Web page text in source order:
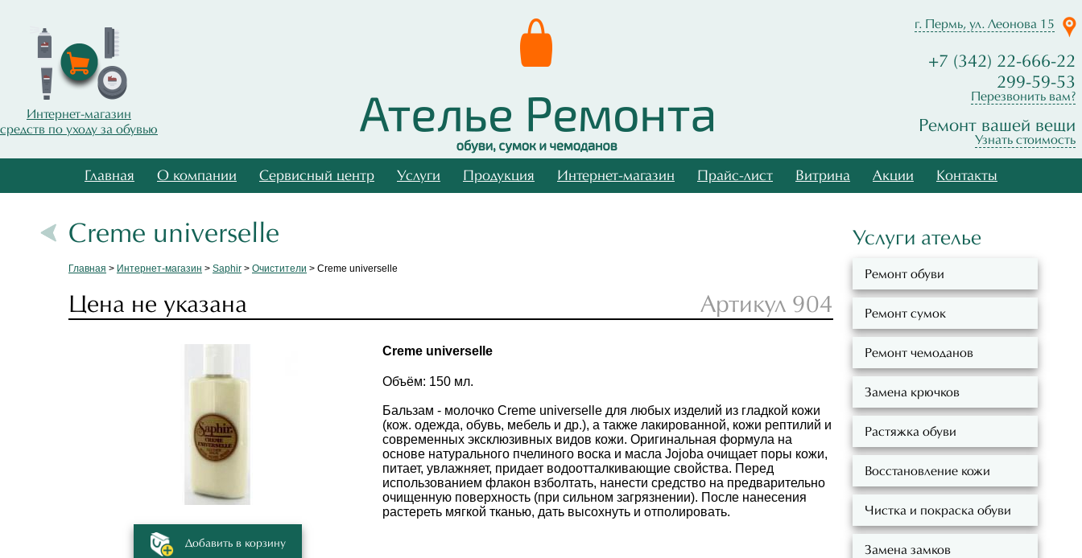
Интернет-магазин
средств по уходу за обувью
г. Пермь, ул. Леонова 15
+7 (342) 22-666-22
299-59-53
Перезвонить вам?
Ремонт вашей вещи
Узнать стоимость
Главная О компании Сервисный центр Услуги Продукция Интернет-магазин Прайс-лист Витрина Акции Контакты
Creme universelle
Главная > Интернет-магазин > Saphir > Очистители > Creme universelle
Цена не указана Артикул 904
Добавить в корзину
Creme universelle
Объём: 150 мл.
Бальзам - молочко Creme universelle для любых изделий из гладкой кожи
(кож. одежда, обувь, мебель и др.), а также лакированной, кожи рептилий и
современных эксклюзивных видов кожи. Оригинальная формула на
основе натурального пчелиного воска и масла Jojoba очищает поры кожи,
питает, увлажняет, придает водоотталкивающие свойства. Перед
использованием флакон взболтать, нанести средство на предварительно
очищенную поверхность (при сильном загрязнении). После нанесения
растереть мягкой тканью, дать высохнуть и отполировать.
Услуги ателье
Ремонт обуви
Ремонт сумок
Ремонт чемоданов
Замена крючков
Растяжка обуви
Восстановление кожи
Чистка и покраска обуви
Замена замков